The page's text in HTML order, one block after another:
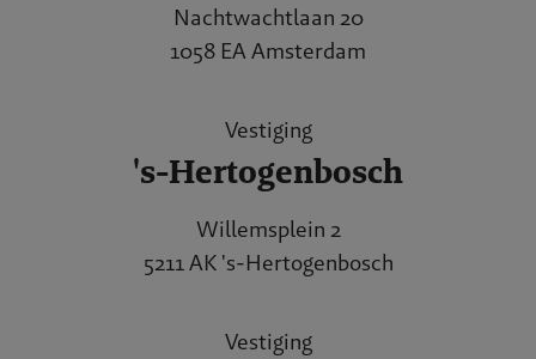
Nachtwachtlaan 20
1058 EA Amsterdam
Vestiging
's-Hertogenbosch
Willemsplein 2
5211 AK 's-Hertogenbosch
Vestiging